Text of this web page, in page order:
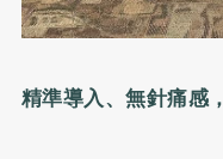
精準導入、無針痛感